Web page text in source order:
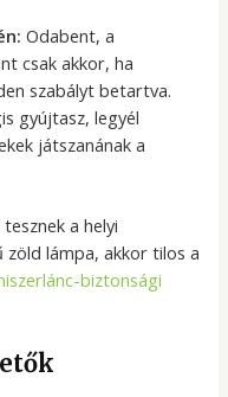
Odabent, a
csak akkor, ha
szabályt betartva.
gyújtasz, legyél
játszanának a
a helyi
lámpa, akkor tilos a
biztonsági